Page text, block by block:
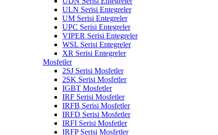
ULN Serisi Entegreler
UM Serisi Entegreler
UPC Serisi Entegreler
VIPER Serisi Entegreler
WSL Serisi Entegreler
XR Serisi Entegreler
Mosfetler
2SJ Serisi Mosfetler
2SK Serisi Mosfetler
IGBT Mosfetler
IRF Serisi Mosfetler
IRFB Serisi Mosfetler
IRFD Serisi Mosfetler
IRFI Serisi Mosfetler
IRFP Serisi Mosfetler